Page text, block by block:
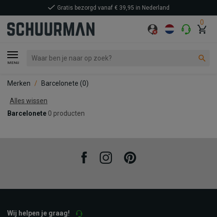
0
MENU
Gratis bezorgd vanaf € 39,95 in Nederland
Merken Barcelonete (0)
Alles wissen
Barcelonete 0 producten
FacebookInstagramPinterest
Wij helpen je graag!